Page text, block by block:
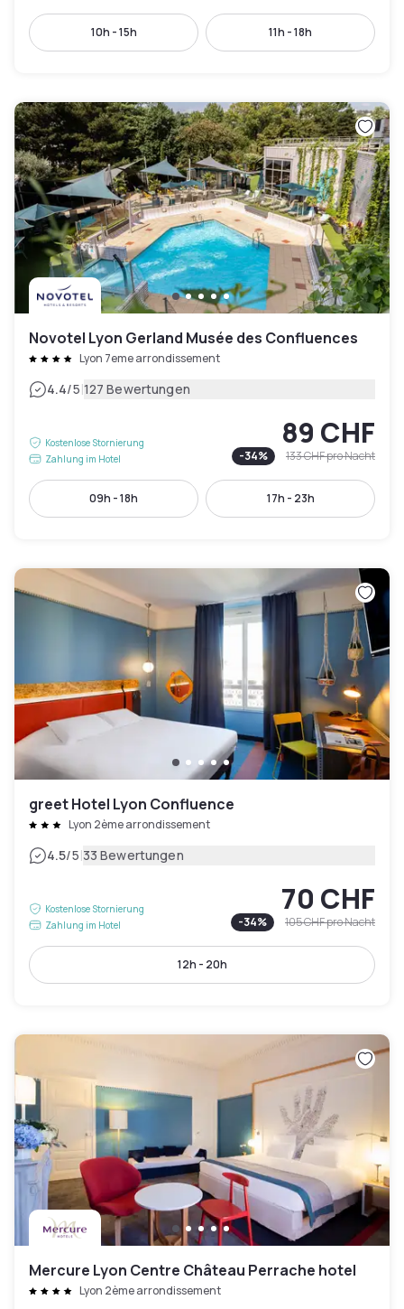
10h - 15h 11h - 18h
Novotel Lyon Gerland Musée des Confluences
Lyon 7eme arrondissement
4.4/5|127 Bewertungen
Kostenlose Stornierung
Zahlung im Hotel
89 CHF
-34% 133 CHFpro Nacht
09h - 18h 17h - 23h
greet Hotel Lyon Confluence
Lyon 2ème arrondissement
4.5/5|33 Bewertungen
Kostenlose Stornierung
Zahlung im Hotel
70 CHF
-34% 105 CHFpro Nacht
12h - 20h
Mercure Lyon Centre Château Perrache hotel
Lyon 2ème arrondissement